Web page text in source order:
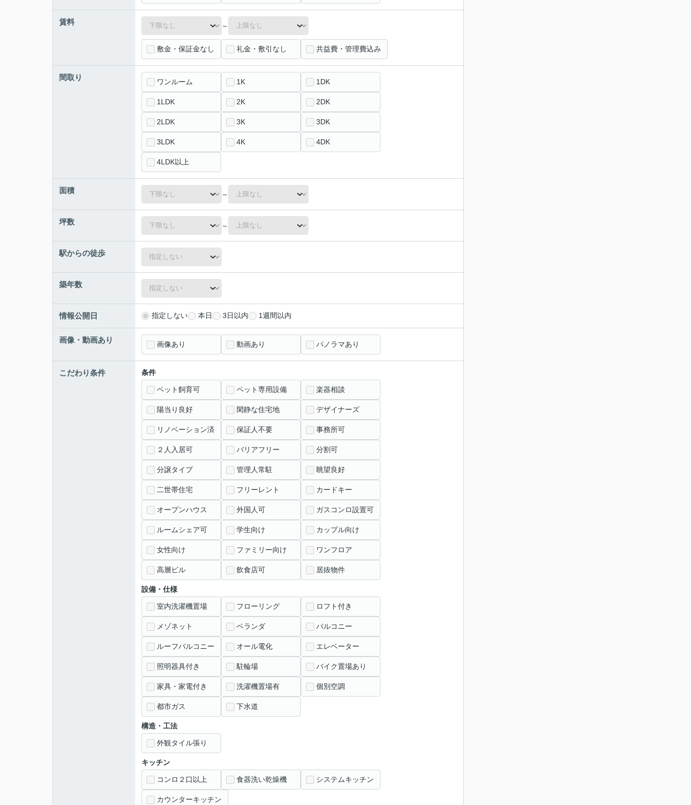
賃料 ～
敷金・保証金なし 礼金・敷引なし 共益費・管理費込み
間取り ワンルーム 1K 1DK
1LDK 2K 2DK
2LDK 3K 3DK
3LDK 4K 4DK
4LDK以上
面積 ～
坪数 ～
駅からの徒歩
築年数
情報公開日 指定しない 本日 3日以内 1週間以内
画像・動画あり 画像あり 動画あり パノラマあり
こだわり条件 条件
ペット飼育可 ペット専用設備 楽器相談
陽当り良好 閑静な住宅地 デザイナーズ
リノベーション済 保証人不要 事務所可
２人入居可 バリアフリー 分割可
分譲タイプ 管理人常駐 眺望良好
二世帯住宅 フリーレント カードキー
オープンハウス 外国人可 ガスコンロ設置可
ルームシェア可 学生向け カップル向け
女性向け ファミリー向け ワンフロア
高層ビル 飲食店可 居抜物件
設備・仕様
室内洗濯機置場 フローリング ロフト付き
メゾネット ベランダ バルコニー
ルーフバルコニー オール電化 エレベーター
照明器具付き 駐輪場 バイク置場あり
家具・家電付き 洗濯機置場有 個別空調
都市ガス 下水道
構造・工法
外観タイル張り
キッチン
コンロ２口以上 食器洗い乾燥機 システムキッチン
カウンターキッチン